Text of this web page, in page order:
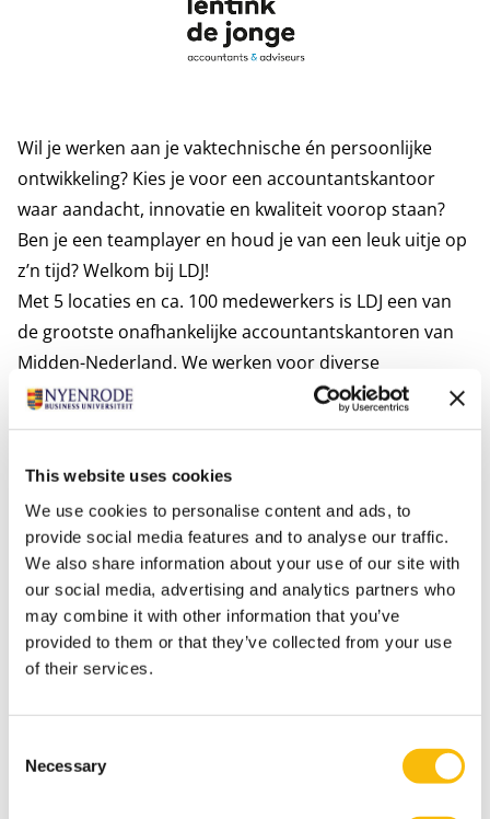
This website uses cookies
We use cookies to personalise content and ads, to
provide social media features and to analyse our traffic.
We also share information about your use of our site with
our social media, advertising and analytics partners who
may combine it with other information that you’ve
provided to them or that they’ve collected from your use
of their services.
Selection
Necessary
Wil je werken aan je vaktechnische én persoonlijke
ontwikkeling? Kies je voor een accountantskantoor
waar aandacht, innovatie en kwaliteit voorop staan?
Ben je een teamplayer en houd je van een leuk uitje op
z’n tijd? Welkom bij LDJ!
Met 5 locaties en ca. 100 medewerkers is LDJ een van
de grootste onafhankelijke accountantskantoren van
Midden-Nederland. We werken voor diverse
interessante organisaties, nationaal én internationaal.
In ons team Audit & Assurance draai je vanaf dag 1
ontwikkelen. Op je vakgebied, maar zeker ook als het
gaat om je persoonlijke ontwikkeling.
Ontdek. Leer. Ervaar.
LOCATIES: Harderwijk, Putten, Zeewolde, Bilthoven en